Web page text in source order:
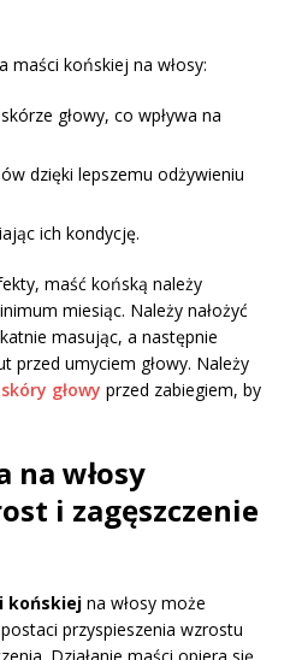
maści końskiej na włosy:
głowy, co wpływa na
dzięki lepszemu odżywieniu
ich kondycję.
maść końską należy
miesiąc. Należy nałożyć
masując, a następnie
przed umyciem głowy. Należy
głowy przed zabiegiem, by
na włosy
i zagęszczenie
końskiej na włosy może
przyspieszenia wzrostu